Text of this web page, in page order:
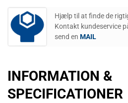
Hjælp til at finde de
Kontakt kundeservice
send en MAIL
INFORMATION &
SPECIFICATIONER